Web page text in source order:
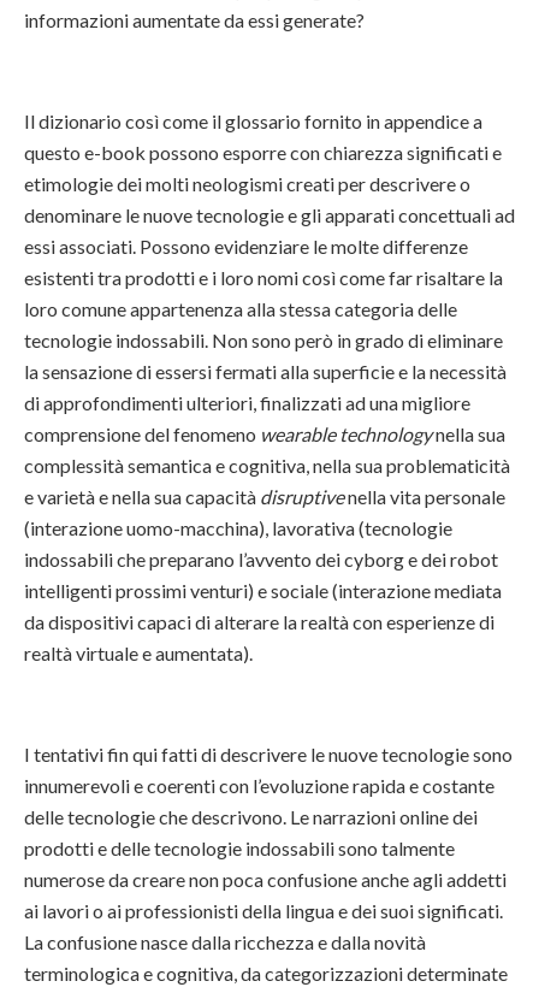
informazioni aumentate da essi generate?
Il dizionario così come il glossario fornito in appendice a
questo e-book possono esporre con chiarezza significati e
etimologie dei molti neologismi creati per descrivere o
denominare le nuove tecnologie e gli apparati concettuali ad
essi associati. Possono evidenziare le molte differenze
esistenti tra prodotti e i loro nomi così come far risaltare la
loro comune appartenenza alla stessa categoria delle
tecnologie indossabili. Non sono però in grado di eliminare
la sensazione di essersi fermati alla superficie e la necessità
di approfondimenti ulteriori, finalizzati ad una migliore
comprensione del fenomeno wearable technologynella sua
complessità semantica e cognitiva, nella sua problematicità
e varietà e nella sua capacità disruptivenella vita personale
(interazione uomo-macchina), lavorativa (tecnologie
indossabili che preparano l’avvento dei cyborg e dei robot
intelligenti prossimi venturi) e sociale (interazione mediata
da dispositivi capaci di alterare la realtà con esperienze di
realtà virtuale e aumentata).
I tentativi fin qui fatti di descrivere le nuove tecnologie sono
innumerevoli e coerenti con l’evoluzione rapida e costante
delle tecnologie che descrivono. Le narrazioni online dei
prodotti e delle tecnologie indossabili sono talmente
numerose da creare non poca confusione anche agli addetti
ai lavori o ai professionisti della lingua e dei suoi significati.
La confusione nasce dalla ricchezza e dalla novità
terminologica e cognitiva, da categorizzazioni determinate